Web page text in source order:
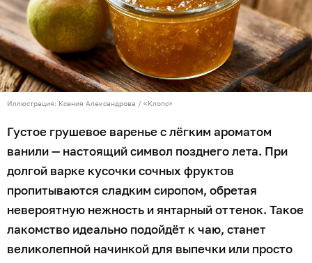
Иллюстрация: Ксения Александрова / «Клопс»
Густое грушевое варенье с лёгким ароматом
ванили — настоящий символ позднего лета. При
долгой варке кусочки сочных фруктов
пропитываются сладким сиропом, обретая
невероятную нежность и янтарный оттенок. Такое
лакомство идеально подойдёт к чаю, станет
великолепной начинкой для выпечки или просто